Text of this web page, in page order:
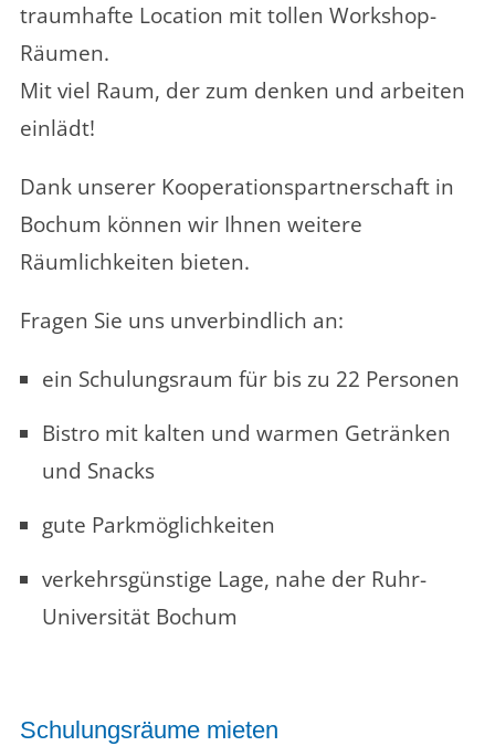
traumhafte Location mit tollen Workshop-
Räumen.
Mit viel Raum, der zum denken und arbeiten
einlädt!
Dank unserer Kooperationspartnerschaft in
Bochum können wir Ihnen weitere
Räumlichkeiten bieten.
Fragen Sie uns unverbindlich an:
ein Schulungsraum für bis zu 22 Personen
Bistro mit kalten und warmen Getränken
und Snacks
gute Parkmöglichkeiten
verkehrsgünstige Lage, nahe der Ruhr-
Universität Bochum
Schulungsräume mieten